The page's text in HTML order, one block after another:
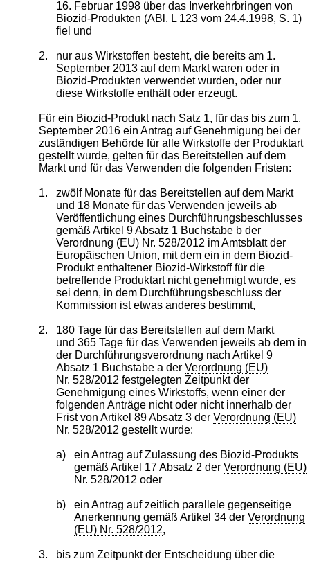
16. Februar 1998 über das Inverkehrbringen von
Biozid-Produkten (ABl. L 123 vom 24.4.1998, S. 1)
fiel und
2.
nur aus Wirkstoffen besteht, die bereits am 1.
September 2013 auf dem Markt waren oder in
Biozid-Produkten verwendet wurden, oder nur
diese Wirkstoffe enthält oder erzeugt.
Für ein Biozid-Produkt nach Satz 1, für das bis zum 1.
September 2016 ein Antrag auf Genehmigung bei der
zuständigen Behörde für alle Wirkstoffe der Produktart
gestellt wurde, gelten für das Bereitstellen auf dem
Markt und für das Verwenden die folgenden Fristen:
1.
zwölf Monate für das Bereitstellen auf dem Markt
und 18 Monate für das Verwenden jeweils ab
Veröffentlichung eines Durchführungsbeschlusses
gemäß Artikel 9 Absatz 1 Buchstabe b der
Verordnung (EU) Nr. 528/2012 im Amtsblatt der
Europäischen Union, mit dem ein in dem Biozid-
Produkt enthaltener Biozid-Wirkstoff für die
betreffende Produktart nicht genehmigt wurde, es
sei denn, in dem Durchführungsbeschluss der
Kommission ist etwas anderes bestimmt,
2.
180 Tage für das Bereitstellen auf dem Markt
und 365 Tage für das Verwenden jeweils ab dem in
der Durchführungsverordnung nach Artikel 9
Absatz 1 Buchstabe a derVerordnung (EU)
Nr. 528/2012 festgelegten Zeitpunkt der
Genehmigung eines Wirkstoffs, wenn einer der
folgenden Anträge nicht oder nicht innerhalb der
Frist von Artikel 89 Absatz 3 derVerordnung (EU)
Nr. 528/2012 gestellt wurde:
a)
ein Antrag auf Zulassung des Biozid-Produkts
gemäß Artikel 17 Absatz 2 der Verordnung (EU)
Nr. 528/2012 oder
b)
ein Antrag auf zeitlich parallele gegenseitige
Anerkennung gemäß Artikel 34 der Verordnung
(EU) Nr. 528/2012,
3.
bis zum Zeitpunkt der Entscheidung über die